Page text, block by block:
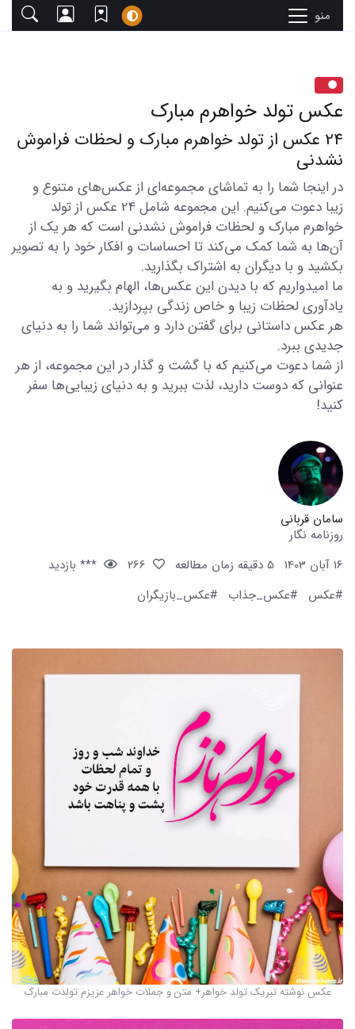
منو
عکس تولد خواهرم مبارک
24 عکس از تولد خواهرم مبارک و لحظات فراموش
نشدنی
در اینجا شما را به تماشای مجموعه‌ای از عکس‌های متنوع و
زیبا دعوت می‌کنیم. این مجموعه شامل 24 عکس از تولد
خواهرم مبارک و لحظات فراموش نشدنی است که هر یک از
آن‌ها به شما کمک می‌کند تا احساسات و افکار خود را به تصویر
بکشید و با دیگران به اشتراک بگذارید.
ما امیدواریم که با دیدن این عکس‌ها، الهام بگیرید و به
یادآوری لحظات زیبا و خاص زندگی بپردازید.
هر عکس داستانی برای گفتن دارد و می‌تواند شما را به دنیای
جدیدی ببرد.
از شما دعوت می‌کنیم که با گشت و گذار در این مجموعه، از هر
عنوانی که دوست دارید، لذت ببرید و به دنیای زیبایی‌ها سفر
کنید!
سامان قربانی
روزنامه نگار
16 آبان 1403
5 دقیقه زمان مطالعه
*** بازدید
#عکس
#عکس_جذاب #عکس_بازیگران
عکس نوشته تبریک تولد خواهر+ متن و جملات خواهر عزیزم تولدت مبارک